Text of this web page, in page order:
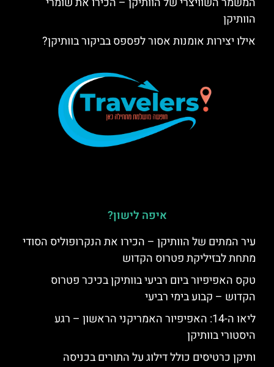
הוותיקן
אילו יצירות אומנות אסור לפספס בביקור בוותיקן?
איפה לישון?
עיר המתים של הוותיקן – הכירו את הנקרופוליס הסודי
מתחת לבזיליקת פטרוס הקדוש
טקס האפיפיור ביום רביעי בוותיקן בכיכר פטרוס
הקדוש – קבוע בימי רביעי
ליאו ה-14: האפיפיור האמריקני הראשון – רגע
היסטורי בוותיקן
ותיקן כרטיסים כולל דילוג על התורים בכניסה